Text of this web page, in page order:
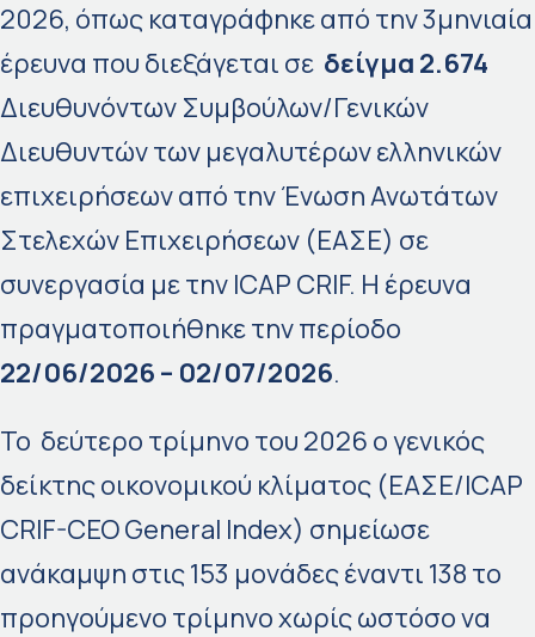
2026, όπως καταγράφηκε από την 3μηνιαία
έρευνα που διεξάγεται σε δείγμα 2.674
Διευθυνόντων Συμβούλων/Γενικών
Διευθυντών των μεγαλυτέρων ελληνικών
επιχειρήσεων από την Ένωση Ανωτάτων
Στελεχών Επιχειρήσεων (ΕΑΣΕ) σε
συνεργασία με την ICAP CRIF. Η έρευνα
πραγματοποιήθηκε την περίοδο
22/06/2026 – 02/07/2026.
Το δεύτερο τρίμηνο του 2026 ο γενικός
δείκτης οικονομικού κλίματος (ΕΑΣΕ/ICAP
CRIF-CEO General Index) σημείωσε
ανάκαμψη στις 153 μονάδες έναντι 138 το
προηγούμενο τρίμηνο χωρίς ωστόσο να